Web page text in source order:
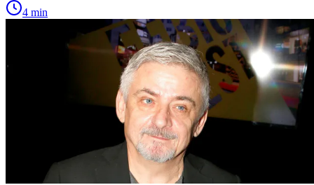
4 min